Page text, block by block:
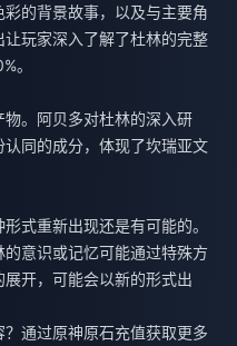
的背景故事，以及与主要角
玩家深入了解了杜林的完整
。
。阿贝多对杜林的深入研
同的成分，体现了坎瑞亚文
式重新出现还是有可能的。
意识或记忆可能通过特殊方
开，可能会以新的形式出
？通过原神原石充值获取更多